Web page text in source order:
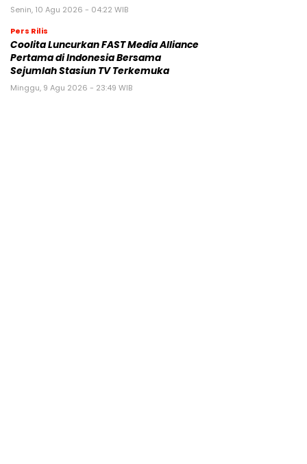
Senin, 10 Agu 2026 - 04:22 WIB
Pers Rilis
Coolita Luncurkan FAST Media Alliance
Pertama di Indonesia Bersama
Sejumlah Stasiun TV Terkemuka
Minggu, 9 Agu 2026 - 23:49 WIB